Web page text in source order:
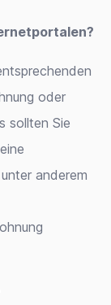
oder
sollten Sie
anderem